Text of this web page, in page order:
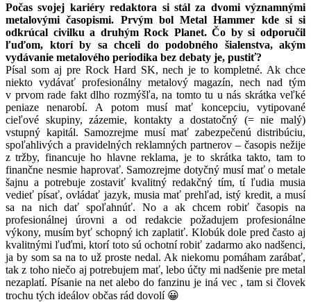
Počas svojej kariéry redaktora si stál za dvomi významnými
metalovými časopismi. Prvým bol Metal Hammer kde si si
odkrúcal civilku a druhým Rock Planet. Čo by si odporučil
ľuďom, ktorí by sa chceli do podobného šialenstva, akým
vydávanie metalového periodika bez debaty je, pustiť?
Písal som aj pre Rock Hard SK, nech je to kompletné. Ak chce
niekto vydávať profesionálny metalový magazín, nech nad tým
v prvom rade fakt dlho rozmýšľa, na tomto tu u nás skrátka veľké
peniaze nenarobí. A potom musí mať koncepciu, vytipované
cieľové skupiny, zázemie, kontakty a dostatočný (= nie malý)
vstupný kapitál. Samozrejme musí mať zabezpečenú distribúciu,
spoľahlivých a pravidelných reklamných partnerov – časopis nežije
z tržby, financuje ho hlavne reklama, je to skrátka takto, tam to
finančne nesmie haprovať. Samozrejme dotyčný musí mať o metale
šajnu a potrebuje zostaviť kvalitný redakčný tím, tí ľudia musia
vedieť písať, ovládať jazyk, musia mať prehľad, istý kredit, a musí
sa na nich dať spoľahnúť. No a ak chcem robiť časopis na
profesionálnej úrovni a od redakcie požadujem profesionálne
výkony, musím byť schopný ich zaplatiť. Klobúk dole pred často aj
kvalitnými ľuďmi, ktorí toto sú ochotní robiť zadarmo ako nadšenci,
ja by som sa na to už proste nedal. Ak niekomu pomáham zarábať,
tak z toho niečo aj potrebujem mať, lebo účty mi nadšenie pre metal
nezaplatí. Písanie na net alebo do fanzinu je iná vec , tam si človek
trochu tých ideálov občas rád dovolí 😀